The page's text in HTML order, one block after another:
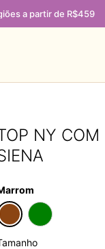
a partir de R$459
NY COM